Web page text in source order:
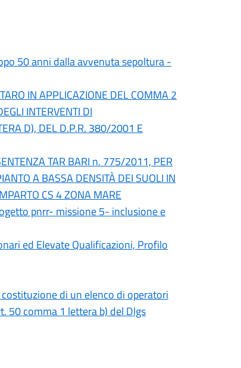
50 anni dalla avvenuta sepoltura -
IN APPLICAZIONE DEL COMMA 2
INTERVENTI DI
D), DEL D.P.R. 380/2001 E
TAR BARI n. 775/2011, PER
A BASSA DENSITÀ DEI SUOLI IN
CS 4 ZONA MARE
pnrr- missione 5- inclusione e
ed Elevate Qualificazioni, Profilo
di un elenco di operatori
50 comma 1 lettera b) del Dlgs